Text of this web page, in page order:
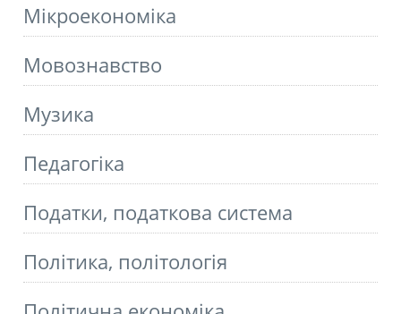
Мікроекономіка
Мовознавство
Музика
Педагогіка
Податки, податкова система
Політика, політологія